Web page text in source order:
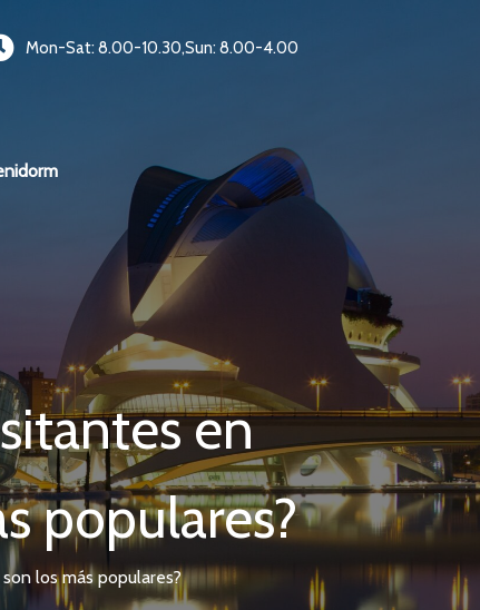
Mon-Sat: 8.00-10.30,Sun: 8.00-4.00
en
populares?
los más populares?